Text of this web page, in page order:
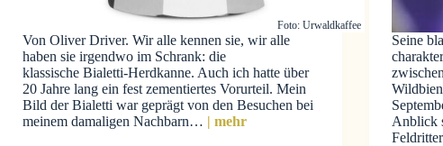
Foto: Urwaldkaffee
Von Oliver Driver. Wir alle kennen sie, wir alle
haben sie irgendwo im Schrank: die
klassische Bialetti-Herdkanne. Auch ich hatte über
20 Jahre lang ein fest zementiertes Vorurteil. Mein
Bild der Bialetti war geprägt von den Besuchen bei
meinem damaligen Nachbarn… | mehr
Seine
Anblick